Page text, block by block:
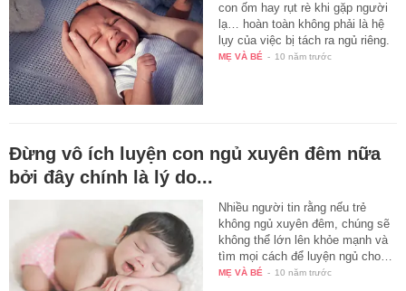
con ốm hay rụt rè khi gặp người
lạ… hoàn toàn không phải là hệ
lụy của việc bị tách ra ngủ riêng.
MẸ VÀ BÉ - 10 năm trước
Đừng vô ích luyện con ngủ xuyên đêm nữa
bởi đây chính là lý do...
Nhiều người tin rằng nếu trẻ
không ngủ xuyên đêm, chúng sẽ
không thể lớn lên khỏe mạnh và
tìm mọi cách để luyện ngủ cho…
MẸ VÀ BÉ - 10 năm trước